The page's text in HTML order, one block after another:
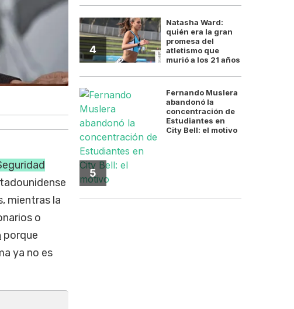
El caso Sinaloa cruza
mientras la
o
porque
ya no es
4
Natasha Ward:
quién era la gran
promesa del
atletismo que
murió a los 21 años
5
Fernando Muslera
abandonó la
concentración de
Estudiantes en
City Bell: el motivo